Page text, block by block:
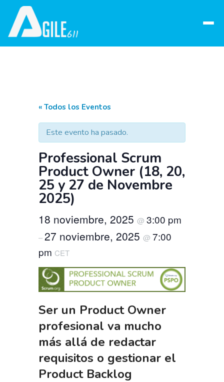
Abrir
« Todos los Eventos
Este evento ha pasado.
Professional Scrum
Product Owner (18, 20,
25 y 27 de Novembre
2025)
18 noviembre, 2025 @ 3:00 pm
– 27 noviembre, 2025 @ 7:00
pm CET
Ser un Product Owner
profesional va mucho
más allá de redactar
requisitos o gestionar el
Product Backlog